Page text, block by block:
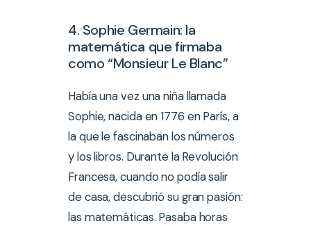
4. Sophie Germain: la
matemática que firmaba
como “Monsieur Le Blanc”
Había una vez una niña llamada
Sophie, nacida en 1776 en París, a
la que le fascinaban los números
y los libros. Durante la Revolución
Francesa, cuando no podía salir
de casa, descubrió su gran pasión:
las matemáticas. Pasaba horas